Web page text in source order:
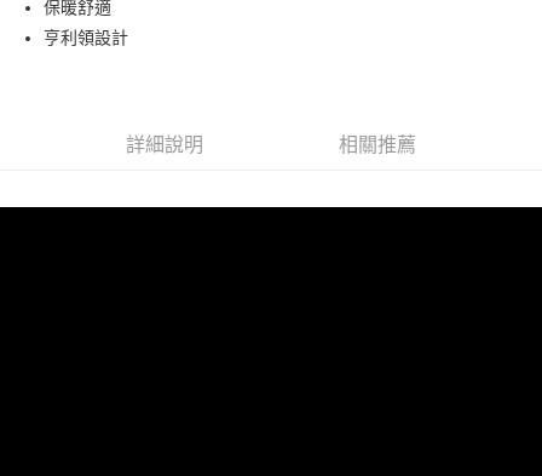
Google Pay
保暖舒適
亨利領設計
詳細說明 相關推薦